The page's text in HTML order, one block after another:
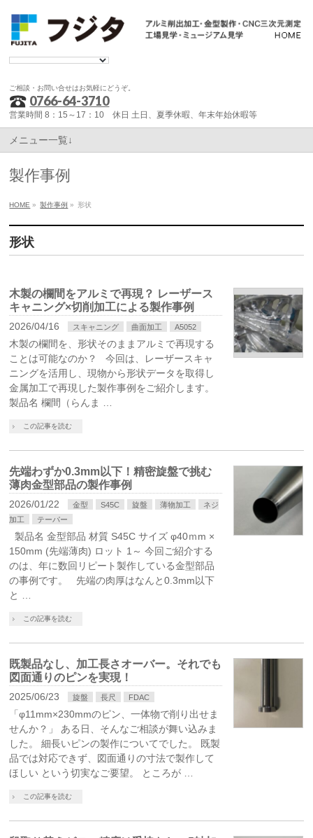
ご相談・お問い合せはお気軽にどうぞ。
0766-64-3710
営業時間 8：15～17：10 休日 土日、夏季休暇、年末年始休暇等
メニュー一覧↓
製作事例
HOME » 製作事例 » 形状
形状
木製の欄間をアルミで再現？ レーザース
キャニング×切削加工による製作事例
2026/04/16 スキャニング 曲面加工 A5052
木製の欄間を、形状そのままアルミで再現する
ことは可能なのか？ 今回は、レーザースキャ
ニングを活用し、現物から形状データを取得し
金属加工で再現した製作事例をご紹介します。
製品名 欄間（らんま …
この記事を読む
先端わずか0.3mm以下！精密旋盤で挑む
薄肉金型部品の製作事例
2026/01/22 金型 S45C 旋盤 薄物加工
ネジ
加工
テーパー
製品名 金型部品 材質 S45C サイズ φ40ｍm ×
150mm (先端薄肉) ロット 1～ 今回ご紹介する
のは、年に数回リピート製作している金型部品
の事例です。 先端の肉厚はなんと0.3mm以下
と …
この記事を読む
既製品なし、加工長さオーバー。それでも
図面通りのピンを実現！
2025/06/23 旋盤 長尺 FDAC
「φ11mm×230mmのピン、一体物で削り出せま
せんか？」 ある日、そんなご相談が舞い込みま
した。 細長いピンの製作についてでした。 既製
品では対応できず、図面通りの寸法で製作して
ほしい という切実なご要望。 ところが …
この記事を読む